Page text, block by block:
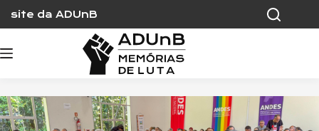
content
site da ADUnB